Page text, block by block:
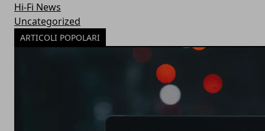
Hi-Fi News
Uncategorized
ARTICOLI POPOLARI